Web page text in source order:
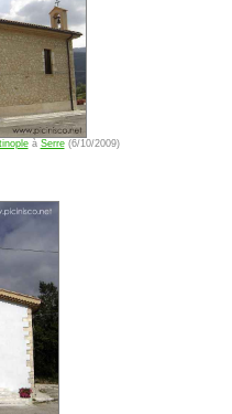
à Serre(6/10/2009)